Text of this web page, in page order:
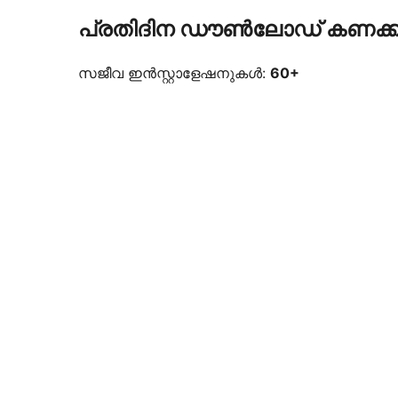
പ്രതിദിന ഡൗൺലോഡ്
സജീവ ഇൻസ്റ്റാളേഷനുകൾ: 60+